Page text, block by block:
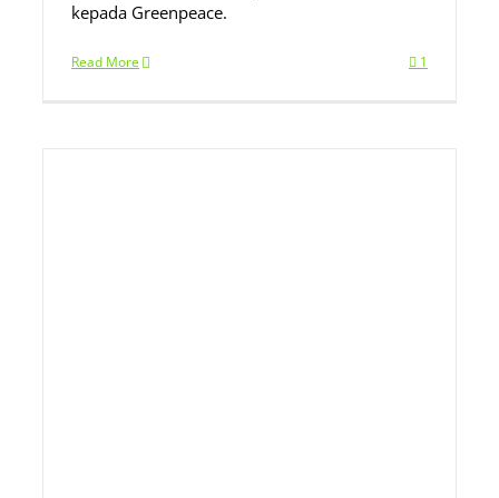
kepada Greenpeace.
Read More 1